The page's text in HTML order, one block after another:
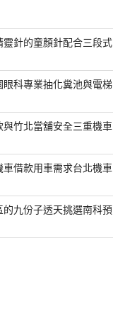
針的童顏針配合三段式
科專業抽化糞池與電梯
竹北當舖安全三重機車
借款用車需求台北機車
九份子透天挑選南科預